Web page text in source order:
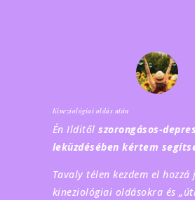
Kineziológiai oldás után
Én Ilditől szorongásos-
leküzdésében kértem
Tavaly télen kezdem el hozzá
kineziológiai oldásokra és